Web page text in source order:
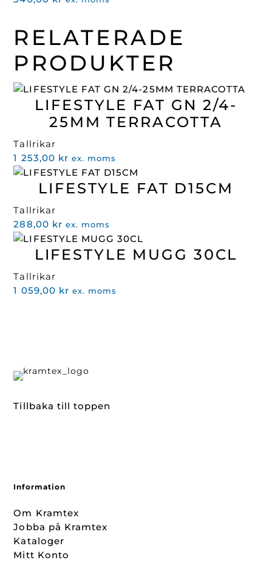
RELATERADE
PRODUKTER
LIFESTYLE FAT GN 2/4-
25MM TERRACOTTA
Tallrikar
1 253,00 kr ex. moms
LIFESTYLE FAT D15CM
Tallrikar
288,00 kr ex. moms
LIFESTYLE MUGG 30CL
Tallrikar
1 059,00 kr ex. moms
Tillbaka till toppen
Information
Om Kramtex
Jobba på Kramtex
Kataloger
Mitt Konto